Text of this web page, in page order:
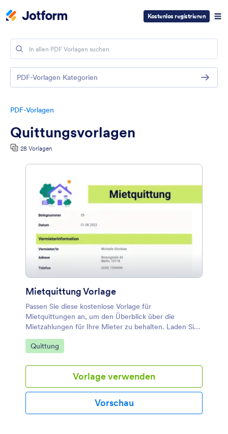
Kostenlos registrieren
PDF-Vorlagen
Quittungsvorlagen
28 Vorlagen
Mietquittung Vorlage
Passen Sie diese kostenlose Vorlage für
Mietquittungen an, um den Überblick über die
Mietzahlungen für Ihre Mieter zu behalten. Laden Sie
PDF-Mietquittungen mit nur einem Klick herunter,
drucken Sie sie aus oder geben Sie sie weiter.
Zur Kategorie:
Quittung
Vorlage verwenden
Vorschau
PDF-Vorlagen Kategorien